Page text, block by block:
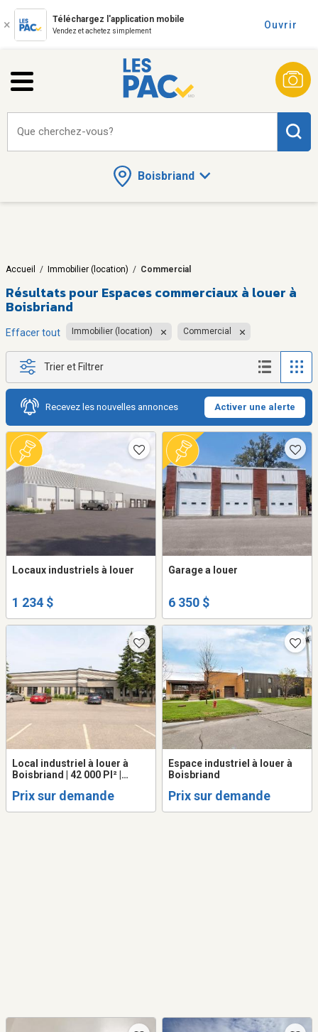
Téléchargez l'application mobile
Vendez et achetez simplement
Ouvrir
Boisbriand
Que cherchez-vous?
Accueil / Immobilier (location) / Commercial
Résultats pour Espaces commerciaux à louer à
Boisbriand
Effacer tout Immobilier (location) Commercial
Trier et Filtrer
Recevez les nouvelles annonces Activer une alerte
Locaux industriels à louer
1 234 $
Garage a louer
6 350 $
Local industriel à louer à
Boisbriand | 42 000 PI² |
Prix sur demande
Espace industriel à louer à
Boisbriand
Prix sur demande